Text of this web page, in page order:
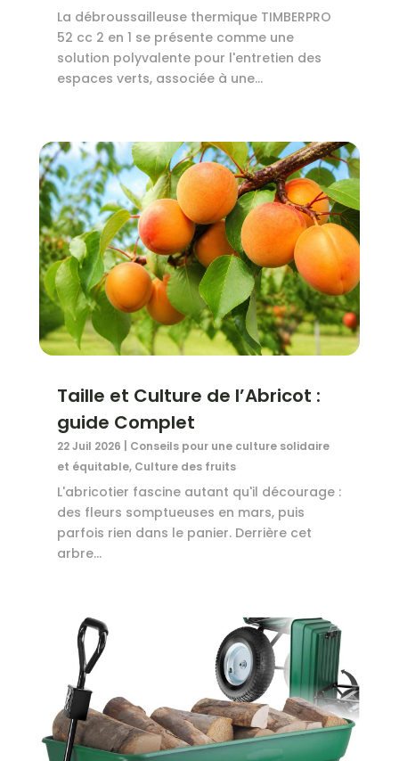
La débroussailleuse thermique TIMBERPRO
52 cc 2 en 1 se présente comme une
solution polyvalente pour l'entretien des
espaces verts, associée à une...
Taille et Culture de l’Abricot :
guide Complet
22 Juil 2026
Conseils pour une culture solidaire
et équitable, Culture des fruits
L'abricotier fascine autant qu'il décourage :
des fleurs somptueuses en mars, puis
parfois rien dans le panier. Derrière cet
arbre...